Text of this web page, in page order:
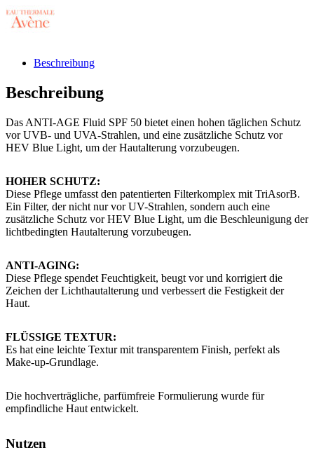
Beschreibung
Beschreibung
Das ANTI-AGE Fluid SPF 50 bietet einen hohen täglichen Schutz
vor UVB- und UVA-Strahlen, und eine zusätzliche Schutz vor
HEV Blue Light, um der Hautalterung vorzubeugen.
HOHER SCHUTZ:
Diese Pflege umfasst den patentierten Filterkomplex mit TriAsorB.
Ein Filter, der nicht nur vor UV-Strahlen, sondern auch eine
zusätzliche Schutz vor HEV Blue Light, um die Beschleunigung der
lichtbedingten Hautalterung vorzubeugen.
ANTI-AGING:
Diese Pflege spendet Feuchtigkeit, beugt vor und korrigiert die
Zeichen der Lichthautalterung und verbessert die Festigkeit der
Haut.
FLÜSSIGE TEXTUR:
Es hat eine leichte Textur mit transparentem Finish, perfekt als
Make-up-Grundlage.
Die hochverträgliche, parfümfreie Formulierung wurde für
empfindliche Haut entwickelt.
Nutzen